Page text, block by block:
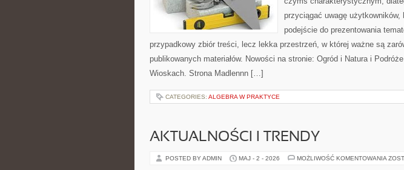
przyciągać uwagę
podejście do prezentowania
przypadkowy zbiór treści, lecz lekka przestrzeń, w której ważne są
publikowanych materiałów. Nowości na stronie: Ogród i Natura i
Wioskach. Strona Madlennn […]
CATEGORIES: ALGEBRA W PRAKTYCE
AKTUALNOŚCI I TRENDY
POSTED BY ADMIN MAJ - 2 - 2026 MOŻLIWOŚĆ KOMENTOWANIA